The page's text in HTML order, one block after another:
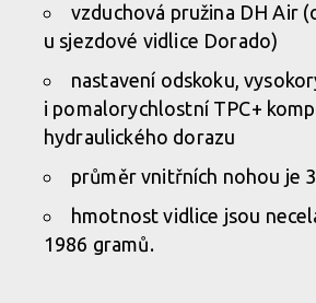
vzduchová pružina DH Air
u sjezdové vidlice Dorado)
nastavení odskoku,
i pomalorychlostní TPC+
hydraulického do­razu
průměr vnitřních nohou je
hmotnost vidlice jsou
1986 gramů.